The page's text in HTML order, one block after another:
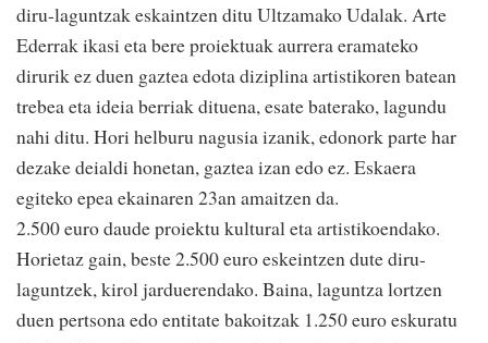
diru-laguntzak eskaintzen ditu Ultzamako Udalak. Arte
Ederrak ikasi eta bere proiektuak aurrera eramateko
dirurik ez duen gaztea edota diziplina artistikoren batean
trebea eta ideia berriak dituena, esate baterako, lagundu
nahi ditu. Hori helburu nagusia izanik, edonork parte har
dezake deialdi honetan, gaztea izan edo ez. Eskaera
egiteko epea ekainaren 23an amaitzen da.
2.500 euro daude proiektu kultural eta artistikoendako.
Horietaz gain, beste 2.500 euro eskeintzen dute diru-
laguntzek, kirol jarduerendako. Baina, laguntza lortzen
duen pertsona edo entitate bakoitzak 1.250 euro eskuratu